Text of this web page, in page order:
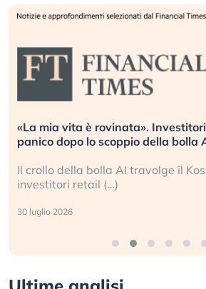
«La mia vita è rovinata».
panico dopo lo scoppio della bolla
Il crollo della bolla AI travolge il
investitori retail (…)
30 luglio 2026